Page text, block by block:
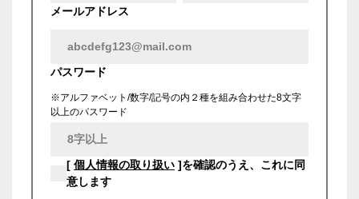
メールアドレス
パスワード
※アルファベット/数字/記号の内２種を組み合わせた8文字
以上のパスワード
[ 個人情報の取り扱い ]を確認のうえ、これに同
意します